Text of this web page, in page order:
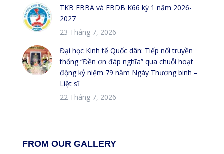
TKB EBBA và EBDB K66 kỳ 1 năm 2026-
2027
23 Tháng 7, 2026
Đại học Kinh tế Quốc dân: Tiếp nối truyền
thống “Đền ơn đáp nghĩa” qua chuỗi hoạt
động kỷ niệm 79 năm Ngày Thương binh –
Liệt sĩ
22 Tháng 7, 2026
FROM OUR GALLERY